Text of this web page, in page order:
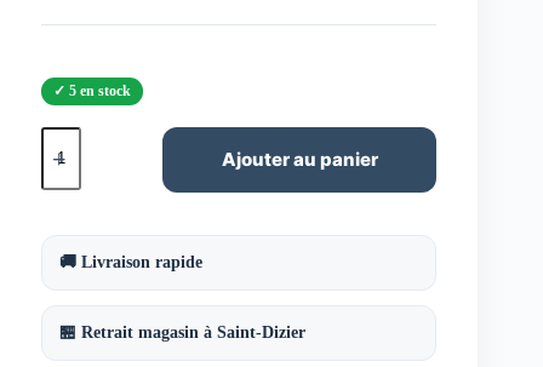
5 en stock
quantité
de
cm
fibres
naturelles
Ajouter au panier
🚚 Livraison rapide
🏪 Retrait magasin à Saint-Dizier